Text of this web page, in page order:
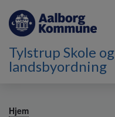
Tylstrup Skole og
landsbyordning
Hjem